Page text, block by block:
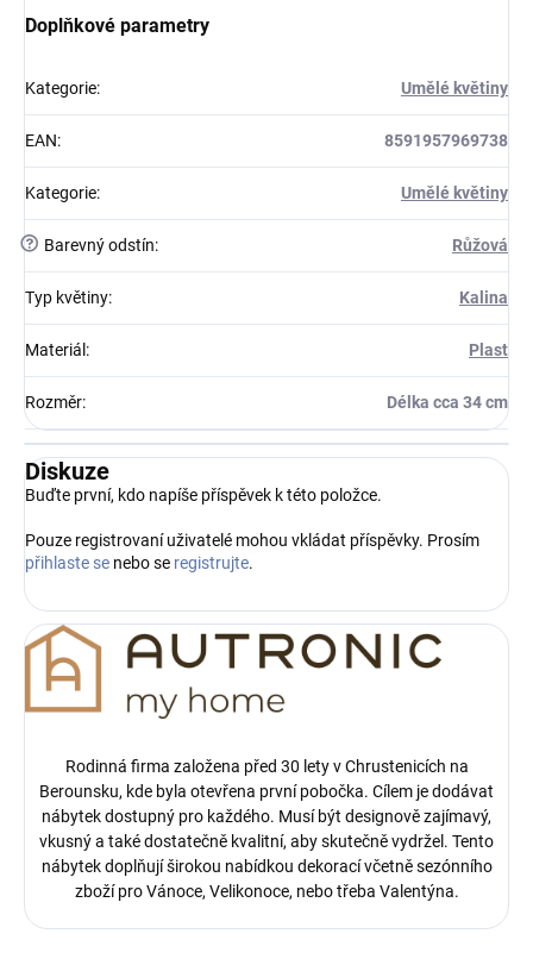
Doplňkové parametry
Kategorie: Umělé květiny
EAN: 8591957969738
Kategorie: Umělé květiny
? Barevný odstín: Růžová
Typ květiny: Kalina
Materiál : Plast
Rozměr: Délka cca 34 cm
Diskuze
Buďte první, kdo napíše příspěvek k této položce.
Pouze registrovaní uživatelé mohou vkládat příspěvky. Prosím
přihlaste se nebo se registrujte.
Rodinná firma založena před 30 lety v Chrustenicích na
Berounsku, kde byla otevřena první pobočka. Cílem je dodávat
nábytek dostupný pro každého. Musí být designově zajímavý,
vkusný a také dostatečně kvalitní, aby skutečně vydržel. Tento
nábytek doplňují širokou nabídkou dekorací včetně sezónního
zboží pro Vánoce, Velikonoce, nebo třeba Valentýna.